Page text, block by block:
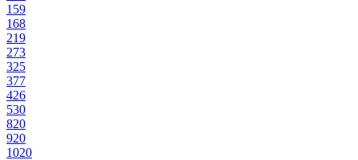
159
168
219
273
325
377
426
530
820
920
1020